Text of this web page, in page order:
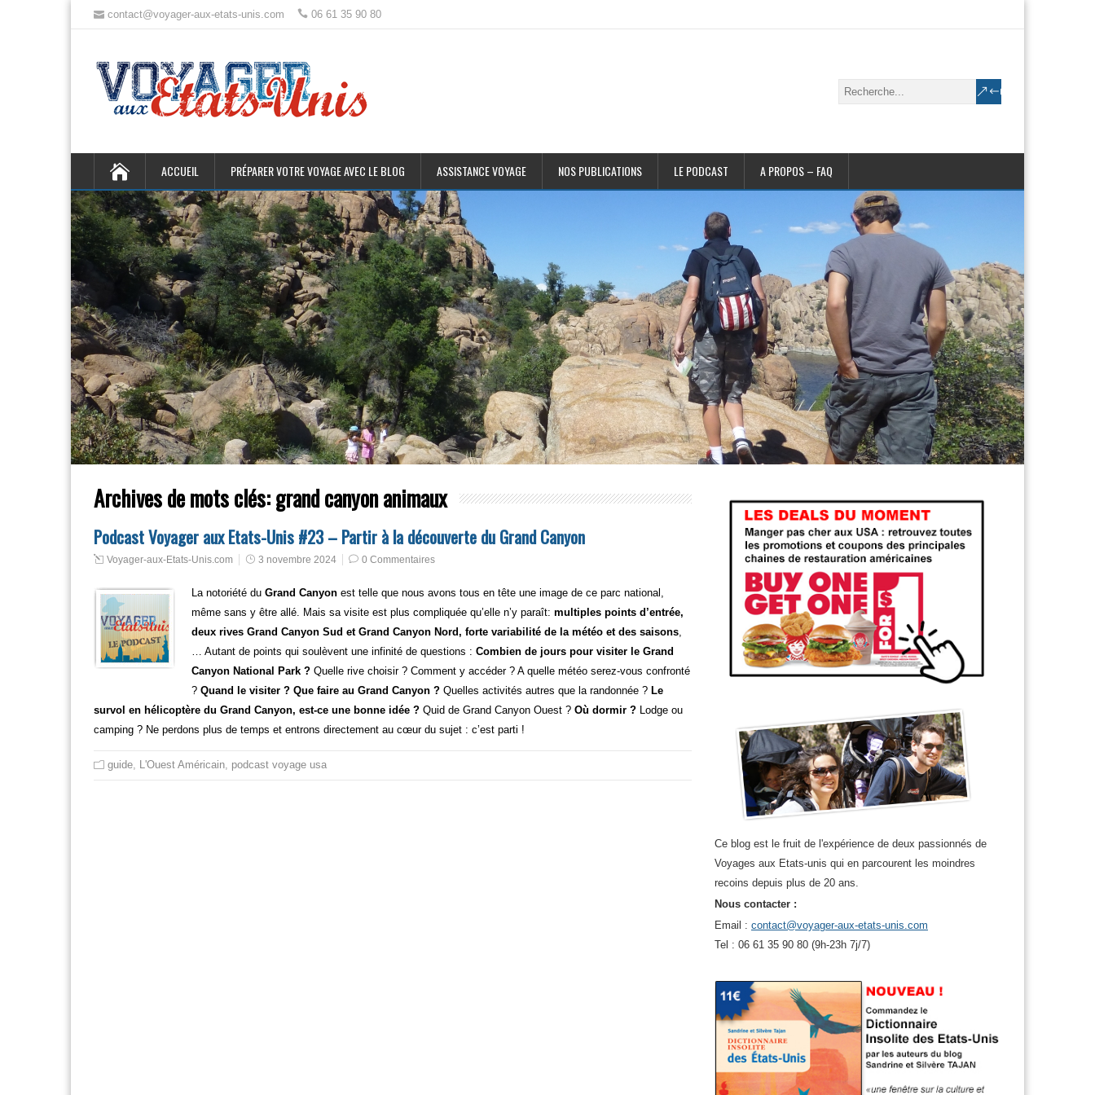
contact@voyager-aux-etats-unis.com 06 61 35 90 80
ACCUEIL PRÉPARER VOTRE VOYAGE AVEC LE BLOG ASSISTANCE VOYAGE NOS PUBLICATIONS LE PODCAST A PROPOS – FAQ
Archives de mots clés:grand canyon animaux
Podcast Voyager aux Etats-Unis #23 – Partir à la découverte du Grand Canyon
Voyager-aux-Etats-Unis.com 3 novembre 2024 0 Commentaires
La notoriété du Grand Canyon est telle que nous avons tous en tête une image de ce parc national,
même sans y être allé. Mais sa visite est plus compliquée qu’elle n’y paraît: multiples points d’entrée,
deux rives Grand Canyon Sud et Grand Canyon Nord, forte variabilité de la météo et des saisons,
… Autant de points qui soulèvent une infinité de questions : Combien de jours pour visiter le Grand
Canyon National Park ? Quelle rive choisir ? Comment y accéder ? A quelle météo serez-vous confronté
? Quand le visiter ? Que faire au Grand Canyon ? Quelles activités autres que la randonnée ? Le
survol en hélicoptère du Grand Canyon, est-ce une bonne idée ? Quid de Grand Canyon Ouest ? Où dormir ? Lodge ou
camping ? Ne perdons plus de temps et entrons directement au cœur du sujet : c’est parti !
guide, L'Ouest Américain, podcast voyage usa
Ce blog est le fruit de l'expérience de deux passionnés de
Voyages aux Etats-unis qui en parcourent les moindres
recoins depuis plus de 20 ans.
Nous contacter :
Email : contact@voyager-aux-etats-unis.com
Tel : 06 61 35 90 80 (9h-23h 7j/7)